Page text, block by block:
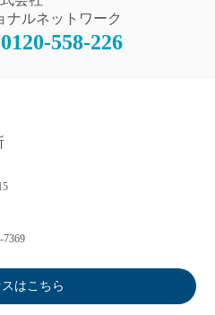
ナルネットワーク
0120-558-226
7369
はこちら